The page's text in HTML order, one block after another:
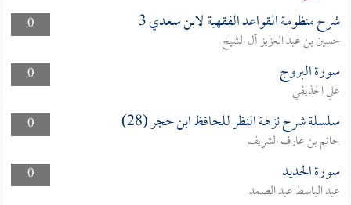
0 شرح منظومة القواعد الفقهية لابن سعدي 3
حسين بن عبد العزيز آل الشيخ
0
سورة البروج
علي الحذيفي
0
سلسلة شرح نزهة النظر للحافظ ابن حجر (28)
حاتم بن عارف الشريف
0
سورة الحديد
عبد الباسط عبد الصمد